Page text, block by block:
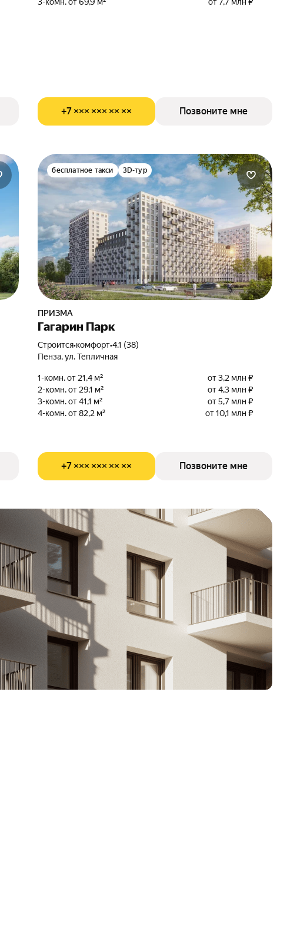
+7 ××× ××× ×× ×× Позвоните мне
бесплатное такси 3D-тур
ПРИЗМА
Гагарин Парк
Строится•комфорт•4.1 (38)
Пенза, ул. Тепличная
1-комн. от 21,4 м²
от 3,2 млн ₽
2-комн. от 29,1 м²
от 4,3 млн ₽
3-комн. от 41,1 м²
от 5,7 млн ₽
4-комн. от 82,2 м²
от 10,1 млн ₽
+7 ××× ××× ×× ×× Позвоните мне